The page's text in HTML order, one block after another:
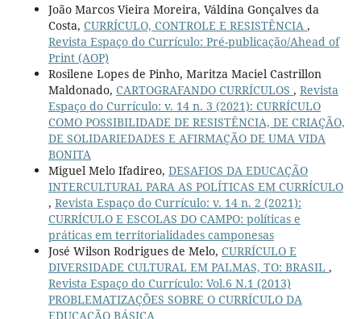
João Marcos Vieira Moreira, Váldina Gonçalves da
Costa, CURRÍCULO, CONTROLE E RESISTÊNCIA ,
Revista Espaço do Currículo: Pré-publicação/Ahead of
Print (AOP)
Rosilene Lopes de Pinho, Maritza Maciel Castrillon
Maldonado, CARTOGRAFANDO CURRÍCULOS , Revista
Espaço do Currículo: v. 14 n. 3 (2021): CURRÍCULO
COMO POSSIBILIDADE DE RESISTÊNCIA, DE CRIAÇÃO,
DE SOLIDARIEDADES E AFIRMAÇÃO DE UMA VIDA
BONITA
Miguel Melo Ifadireo, DESAFIOS DA EDUCAÇÃO
INTERCULTURAL PARA AS POLÍTICAS EM CURRÍCULO
, Revista Espaço do Currículo: v. 14 n. 2 (2021):
CURRÍCULO E ESCOLAS DO CAMPO: políticas e
práticas em territorialidades camponesas
José Wilson Rodrigues de Melo, CURRÍCULO E
DIVERSIDADE CULTURAL EM PALMAS, TO: BRASIL ,
Revista Espaço do Currículo: Vol.6 N.1 (2013)
PROBLEMATIZAÇÕES SOBRE O CURRÍCULO DA
EDUCAÇÃO BÁSICA